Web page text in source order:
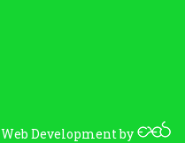
Web Development by